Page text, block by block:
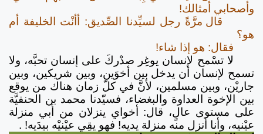
وأصحابي أمثالك!
قال مرَّةً رجل لسيِّدنا الصِّديق: أأنْت الخليفة أم
هو؟
فقال: هو إذا شاء!
لا تسْمح لإنسان يوغِر صدْركَ على إنسان تحبَّه، ولا
تسمح لإنسان أن يدخل بين أخوَين، وبين شريكين، وبين
جاريْن، وبين مسلمين، لأنَّ في كلّ زمان هناك من يوقع
بين الإخوة العداوة والبغضاء، فسيّدنا محمد بن الحنفيَّة
على مستوى عالٍ، قال: أخواي ينزلان من أبي منزلة
عيْنيه، وأنا أنزل منه منزلة يديه! فهو يقِي عيْنيْه بيدَيه! .